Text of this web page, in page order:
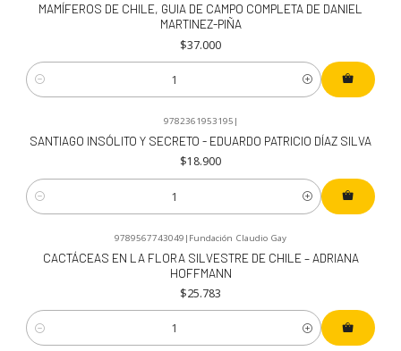
MAMÍFEROS DE CHILE, GUIA DE CAMPO COMPLETA DE DANIEL
MARTINEZ-PIÑA
$37.000
Cantidad
9782361953195 |
SANTIAGO INSÓLITO Y SECRETO - EDUARDO PATRICIO DÍAZ SILVA
$18.900
Cantidad
9789567743049 | Fundación Claudio Gay
CACTÁCEAS EN LA FLORA SILVESTRE DE CHILE – ADRIANA
HOFFMANN
$25.783
Cantidad